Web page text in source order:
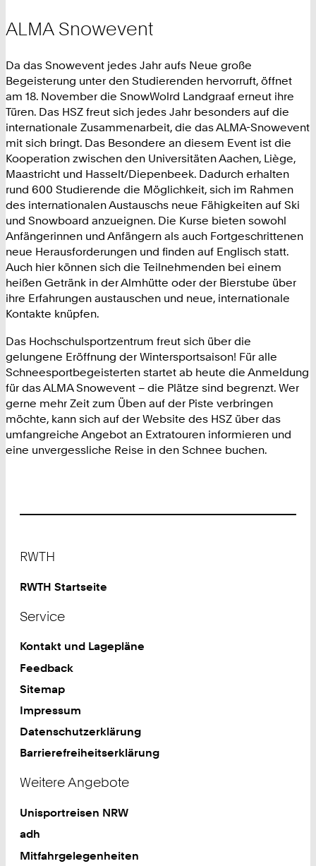
ALMA Snowevent
Da das Snowevent jedes Jahr aufs Neue große
Begeisterung unter den Studierenden hervorruft, öffnet
am 18. November die SnowWolrd Landgraaf erneut ihre
Türen. Das HSZ freut sich jedes Jahr besonders auf die
internationale Zusammenarbeit, die das ALMA-Snowevent
mit sich bringt. Das Besondere an diesem Event ist die
Kooperation zwischen den Universitäten Aachen, Liège,
Maastricht und Hasselt/Diepenbeek. Dadurch erhalten
rund 600 Studierende die Möglichkeit, sich im Rahmen
des internationalen Austauschs neue Fähigkeiten auf Ski
und Snowboard anzueignen. Die Kurse bieten sowohl
Anfängerinnen und Anfängern als auch Fortgeschrittenen
neue Herausforderungen und finden auf Englisch statt.
Auch hier können sich die Teilnehmenden bei einem
heißen Getränk in der Almhütte oder der Bierstube über
ihre Erfahrungen austauschen und neue, internationale
Kontakte knüpfen.
Das Hochschulsportzentrum freut sich über die
gelungene Eröffnung der Wintersportsaison! Für alle
Schneesportbegeisterten startet ab heute die Anmeldung
für das ALMA Snowevent – die Plätze sind begrenzt. Wer
gerne mehr Zeit zum Üben auf der Piste verbringen
möchte, kann sich auf der Website des HSZ über das
umfangreiche Angebot an Extratouren informieren und
eine unvergessliche Reise in den Schnee buchen.
RWTH
RWTH Startseite
Service
Kontakt und Lagepläne
Feedback
Sitemap
Impressum
Datenschutzerklärung
Barrierefreiheitserklärung
Weitere Angebote
Unisportreisen NRW
adh
Mitfahrgelegenheiten